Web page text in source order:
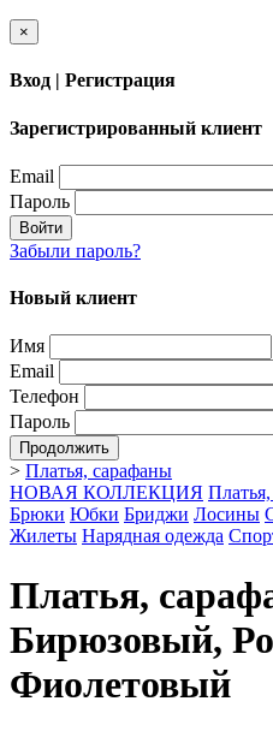
×
Вход | Регистрация
Зарегистрированный клиент
Email
Пароль
Войти
Забыли пароль?
Новый клиент
Имя
Email
Телефон
Пароль
Продолжить
> Платья, сарафаны
НОВАЯ КОЛЛЕКЦИЯ
Брюки Юбки Бриджи Лосины
Жилеты Нарядная одежда
Платья,
Бирюзовый,
Фиолетовый